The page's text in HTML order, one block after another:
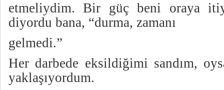
etmeliydim. Bir güç beni oraya
diyordu bana, “durma, zamanı
gelmedi.”
Her darbede eksildiğimi sandım,
yaklaşıyordum.